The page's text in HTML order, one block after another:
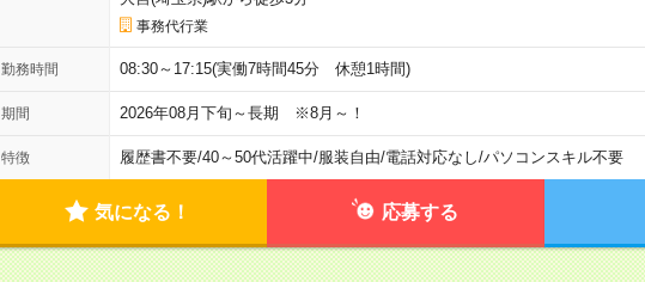
事務代行業
勤務時間 08:30～17:15(実働7時間45分 休憩1時間)
期間 2026年08月下旬～長期 ※8月～！
特徴 履歴書不要/40～50代活躍中/服装自由/電話対応なし/パソコンスキル不要
気になる！ 応募する